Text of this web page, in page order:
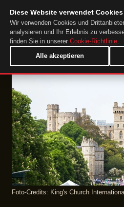
DuckTip.com
Foto‑Credits: King's Church
Diese Website verwendet Cookies
Wir verwenden Cookies und
analysieren und Ihr Erlebnis zu
finden Sie in unserer Cookie-Richtlinie.
Alle akzeptieren